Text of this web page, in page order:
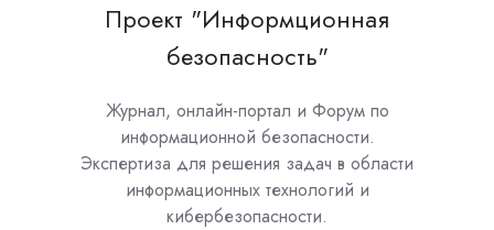
Проект "Информционная
безопасность"
Журнал, онлайн-портал и Форум по
информационной безопасности.
Экспертиза для решения задач в области
информационных технологий и
кибербезопасности.